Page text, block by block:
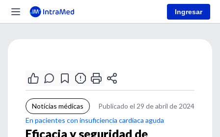
Ingresar
Noticias médicas
Publicado el 29 de abril de 2024
En pacientes con insuficiencia cardíaca aguda
Eficacia y seguridad de